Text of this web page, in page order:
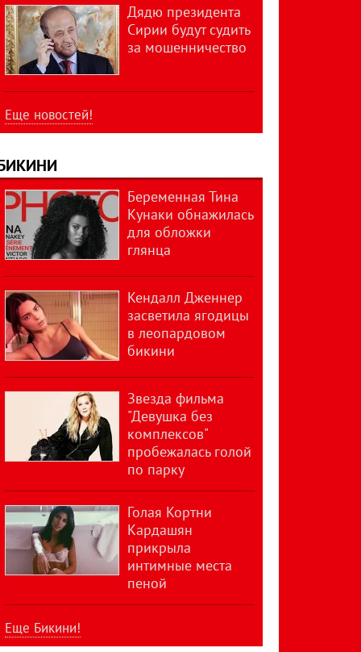
Дядю президента
Сирии будут судить
за мошенничество
Еще новостей!
Беременная Тина
Кунаки обнажилась
для обложки
глянца
Кендалл Дженнер
засветила ягодицы
в леопардовом
бикини
Звезда фильма
"Девушка без
комплексов"
пробежалась голой
по парку
Голая Кортни
Кардашян
прикрыла
интимные места
пеной
Еще Бикини!